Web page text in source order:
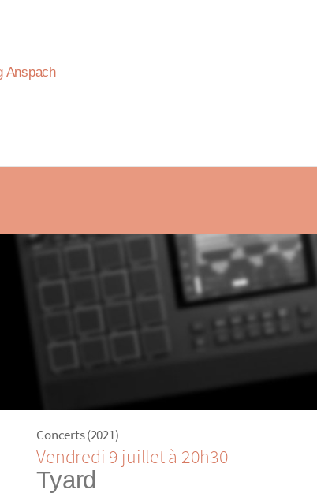
Anspach
Concerts (2021)
Vendredi 9 juillet à 20h30
Tyard